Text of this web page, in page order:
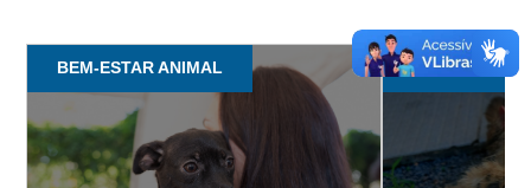
BEM-ESTAR ANIMAL BEM-ESTAR